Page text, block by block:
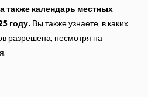
также календарь местных
году. Вы также узнаете, в каких
разрешена, несмотря на